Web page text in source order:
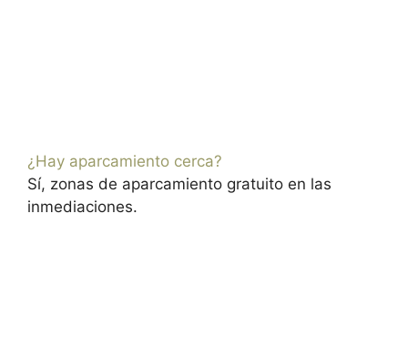
¿Hay aparcamiento cerca?
Sí, zonas de aparcamiento gratuito en las
inmediaciones.